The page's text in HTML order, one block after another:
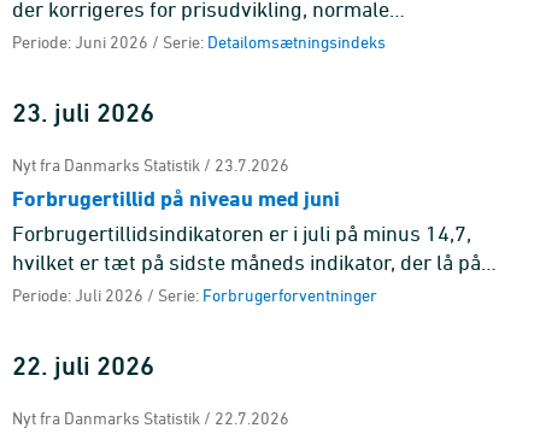
der korrigeres for prisudvikling, normale
sæsonudsving og effekten af handelsdage. Det er
Periode: Juni 2026 / Serie: Detailomsætningsindeks
23. juli 2026
Nyt fra Danmarks Statistik / 23.7.2026
Forbrugertillid på niveau med juni
Forbrugertillidsindikatoren er i juli på minus 14,7,
hvilket er tæt på sidste måneds indikator, der lå på
minus 14,0. Gennemsnittet for de seneste seks
Periode: Juli 2026 / Serie: Forbrugerforventninger
22. juli 2026
Nyt fra Danmarks Statistik / 22.7.2026